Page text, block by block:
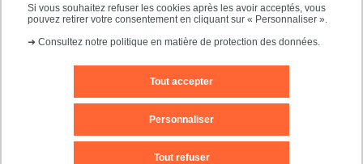
Si vous souhaitez refuser les cookies après les avoir acceptés, vous
pouvez retirer votre consentement en cliquant sur « Personnaliser ».
➜ Consultez notre politique en matière de protection des données.
Tout accepter
Tout refuser
Personnaliser
Contact
Plan d'accès Plan du site